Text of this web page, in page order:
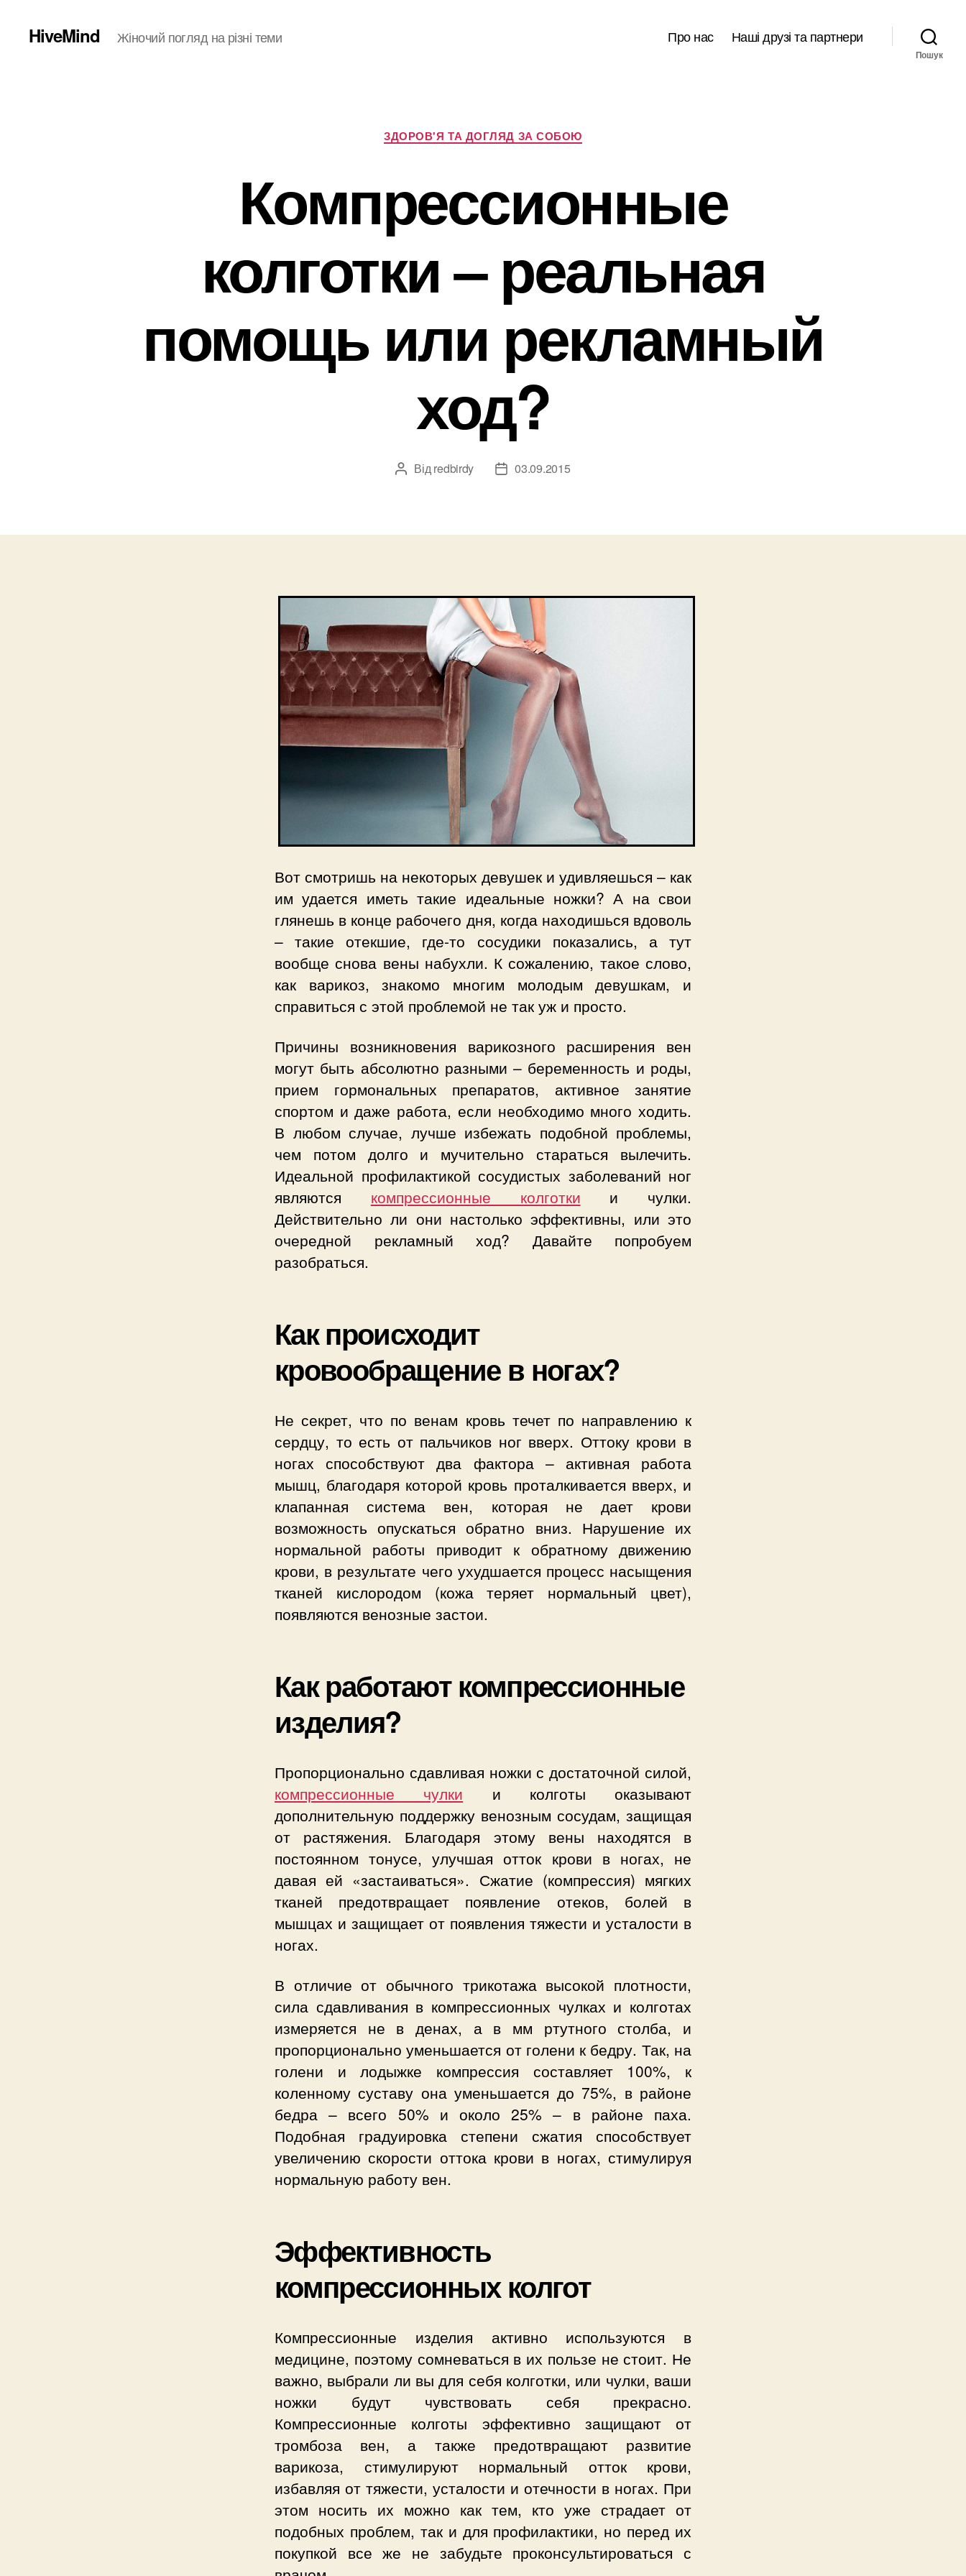
HiveMind Жіночий погляд на різні теми Про нас Наші друзі та партнери
Пошук
Категорії
ЗДОРОВ'Я ТА ДОГЛЯД ЗА СОБОЮ
Компрессионные
колготки – реальная
помощь или рекламный
ход?
Автор
Від redbirdy
Дата03.09.2015
Вот смотришь на некоторых девушек и удивляешься – как
им удается иметь такие идеальные ножки? А на свои
глянешь в конце рабочего дня, когда находишься вдоволь
– такие отекшие, где-то сосудики показались, а тут
вообще снова вены набухли. К сожалению, такое слово,
как варикоз, знакомо многим молодым девушкам, и
справиться с этой проблемой не так уж и просто.
Причины возникновения варикозного расширения вен
могут быть абсолютно разными – беременность и роды,
прием гормональных препаратов, активное занятие
спортом и даже работа, если необходимо много ходить.
В любом случае, лучше избежать подобной проблемы,
чем потом долго и мучительно стараться вылечить.
Идеальной профилактикой сосудистых заболеваний ног
являются компрессионные колготки и чулки.
Действительно ли они настолько эффективны, или это
очередной рекламный ход? Давайте попробуем
разобраться.
Как происходит
кровообращение в ногах?
Не секрет, что по венам кровь течет по направлению к
сердцу, то есть от пальчиков ног вверх. Оттоку крови в
ногах способствуют два фактора – активная работа
мышц, благодаря которой кровь проталкивается вверх, и
клапанная система вен, которая не дает крови
возможность опускаться обратно вниз. Нарушение их
нормальной работы приводит к обратному движению
крови, в результате чего ухудшается процесс насыщения
тканей кислородом (кожа теряет нормальный цвет),
появляются венозные застои.
Как работают компрессионные
изделия?
Пропорционально сдавливая ножки с достаточной силой,
компрессионные чулки и колготы оказывают
дополнительную поддержку венозным сосудам, защищая
от растяжения. Благодаря этому вены находятся в
постоянном тонусе, улучшая отток крови в ногах, не
давая ей «застаиваться». Сжатие (компрессия) мягких
тканей предотвращает появление отеков, болей в
мышцах и защищает от появления тяжести и усталости в
ногах.
В отличие от обычного трикотажа высокой плотности,
сила сдавливания в компрессионных чулках и колготах
измеряется не в денах, а в мм ртутного столба, и
пропорционально уменьшается от голени к бедру. Так, на
голени и лодыжке компрессия составляет 100%, к
коленному суставу она уменьшается до 75%, в районе
бедра – всего 50% и около 25% – в районе паха.
Подобная градуировка степени сжатия способствует
увеличению скорости оттока крови в ногах, стимулируя
нормальную работу вен.
Эффективность
компрессионных колгот
Компрессионные изделия активно используются в
медицине, поэтому сомневаться в их пользе не стоит. Не
важно, выбрали ли вы для себя колготки, или чулки, ваши
ножки будут чувствовать себя прекрасно.
Компрессионные колготы эффективно защищают от
тромбоза вен, а также предотвращают развитие
варикоза, стимулируют нормальный отток крови,
избавляя от тяжести, усталости и отечности в ногах. При
этом носить их можно как тем, кто уже страдает от
подобных проблем, так и для профилактики, но перед их
покупкой все же не забудьте проконсультироваться с